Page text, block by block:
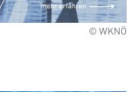
© WKNÖ